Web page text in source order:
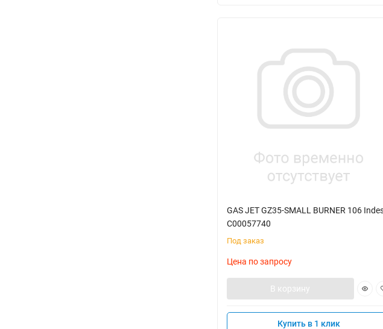
GAS JET GZ35-SMALL BURNER 106
C00057740
Под заказ
Цена по запросу
В корзину
Купить в 1 клик